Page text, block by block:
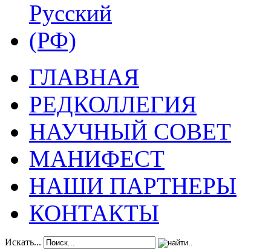
ГЛАВНАЯ
РЕДКОЛЛЕГИЯ
НАУЧНЫЙ СОВЕТ
МАНИФЕСТ
НАШИ ПАРТНЕРЫ
КОНТАКТЫ
Искать...